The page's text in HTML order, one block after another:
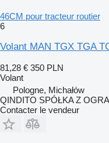
46CM pour tracteur routier
6
Volant MAN TGX TGA
81,28 € 350 PLN
Volant
Pologne, Michałów
QINDITO SPÓŁKA Z
Contacter le vendeur